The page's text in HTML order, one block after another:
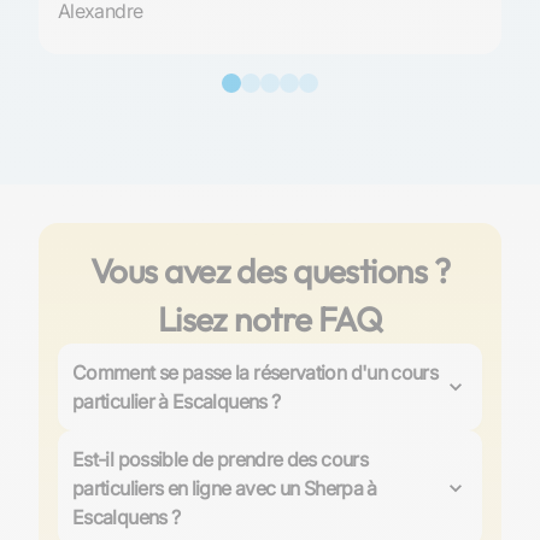
Alexandre
Vous avez des questions ?
Lisez notre FAQ
Comment se passe la réservation d'un cours
particulier à Escalquens ?
cours particulier à Escalquens est conçu pour être
simple et efficace. Choisissez parmi plus de 4000
professeurs certifiés, planifiez un cours d'essai en
ligne offert pour évaluer l'adéquation, et bénéficiez
Est-il possible de prendre des cours
particuliers en ligne avec un Sherpa à
Escalquens ?